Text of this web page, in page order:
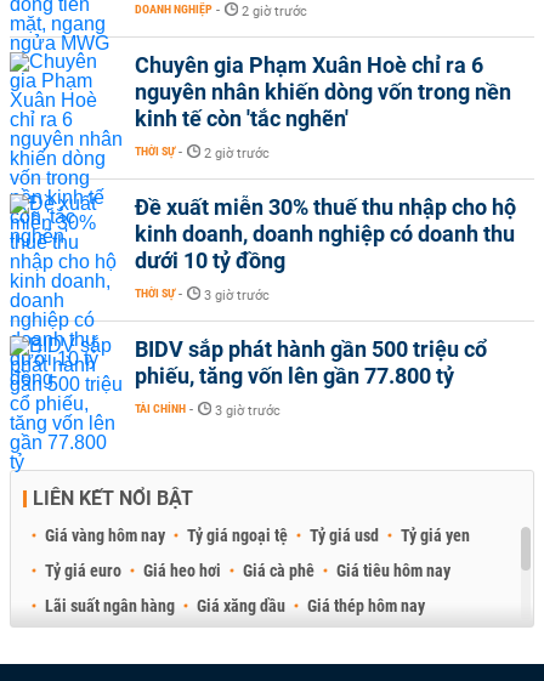
DOANH NGHIỆP - 2 giờ trước
Chuyên gia Phạm Xuân Hoè chỉ ra 6
nguyên nhân khiến dòng vốn trong nền
kinh tế còn 'tắc nghẽn'
THỜI SỰ - 2 giờ trước
Đề xuất miễn 30% thuế thu nhập cho hộ
kinh doanh, doanh nghiệp có doanh thu
dưới 10 tỷ đồng
THỜI SỰ - 3 giờ trước
BIDV sắp phát hành gần 500 triệu cổ
phiếu, tăng vốn lên gần 77.800 tỷ
TÀI CHÍNH - 3 giờ trước
LIÊN KẾT NỔI BẬT
Giá vàng hôm nay Tỷ giá ngoại tệ Tỷ giá usd
Tỷ giá yen
Tỷ giá euro
Giá heo hơi Giá cà phê
Giá tiêu hôm nay
Lãi suất ngân hàng
Giá xăng dầu
Giá thép hôm nay